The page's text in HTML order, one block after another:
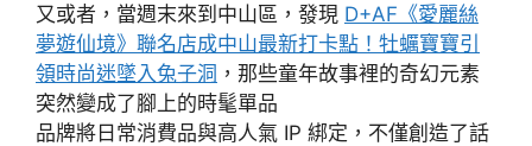
又或者，當週末來到中山區，發現 D+AF《愛麗絲
夢遊仙境》聯名店成中山最新打卡點！牡蠣寶寶引
領時尚迷墜入兔子洞 ，那些童年故事裡的奇幻元素
突然變成了腳上的時髦單品
品牌將日常消費品與高人氣 IP 綁定，不僅創造了話